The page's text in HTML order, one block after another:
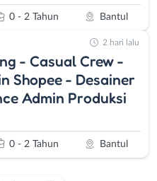
0 - 2 Tahun Bantul
- Casual Crew -
Shopee - Desainer
Admin Produksi
0 - 2 Tahun Bantul
2 hari lalu